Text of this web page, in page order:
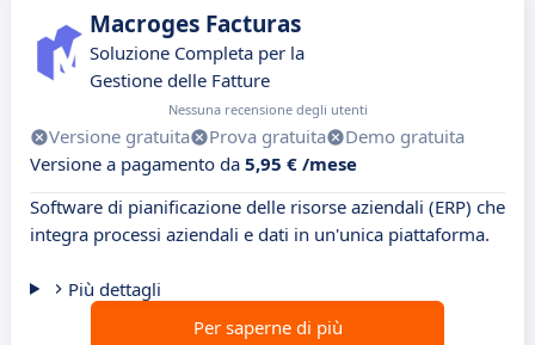
Macroges Facturas
Soluzione Completa per la
Gestione delle Fatture
Nessuna recensione degli utenti
Versione gratuita Prova gratuita
Demo gratuita
Versione a pagamento da 5,95 € /mese
Software di pianificazione delle risorse aziendali (ERP) che
integra processi aziendali e dati in un'unica piattaforma.
Più dettagli
Per saperne di più